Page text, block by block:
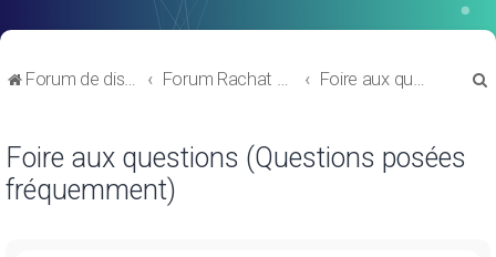
Forum de discussions sur le Regroupement de Crédits et le Rachat de Crédits Forum Rachat de Crédits Foire aux questions (Questions posées fréquemment)
Foire aux questions (Questions posées
fréquemment)